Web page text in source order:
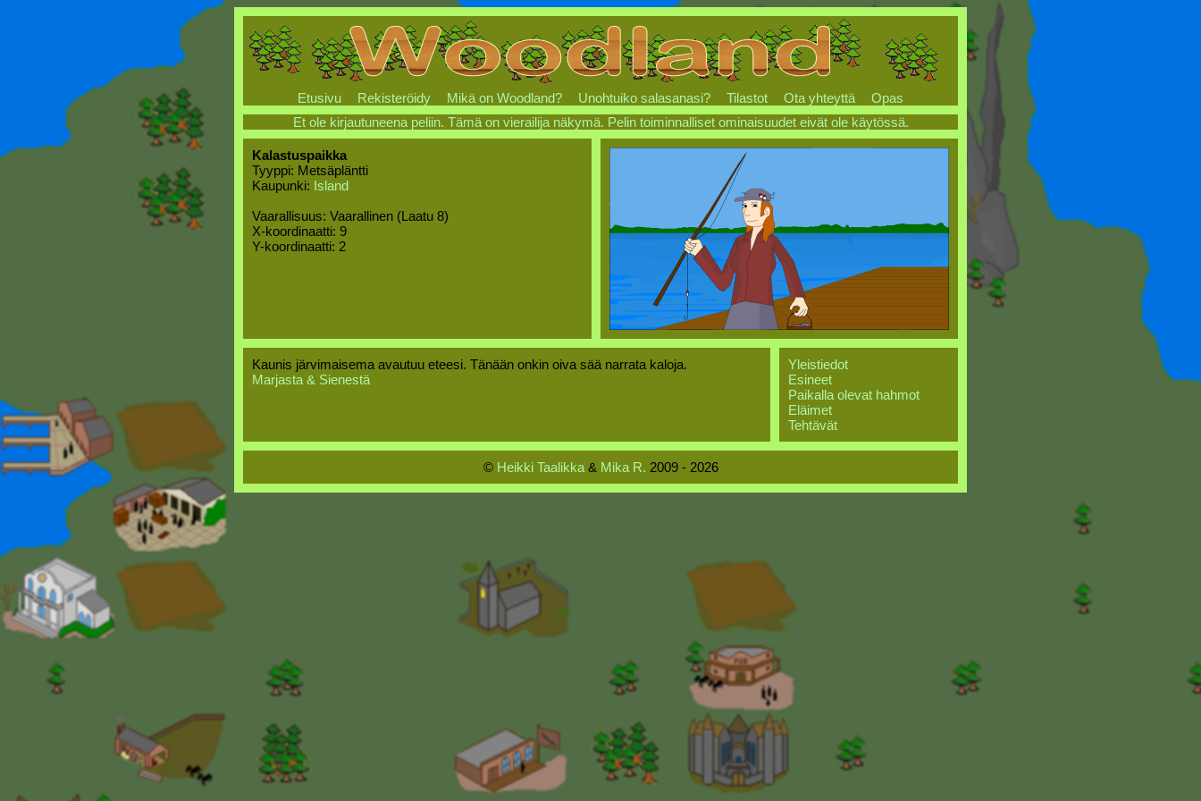
Etusivu Rekisteröidy Mikä on Woodland? Unohtuiko salasanasi? Tilastot Ota yhteyttä
Opas
Et ole kirjautuneena peliin. Tämä on vierailija näkymä. Pelin toiminnalliset ominaisuudet eivät ole käytössä.
Kalastuspaikka
Tyyppi: Metsäpläntti
Kaupunki: Island
Vaarallisuus: Vaarallinen (Laatu 8)
X-koordinaatti: 9
Y-koordinaatti: 2
Kaunis järvimaisema avautuu eteesi. Tänään onkin oiva sää narrata kaloja.
Marjasta & Sienestä
Yleistiedot
Esineet
Paikalla olevat hahmot
Eläimet
Tehtävät
© Heikki Taalikka& Mika R. 2009 - 2026